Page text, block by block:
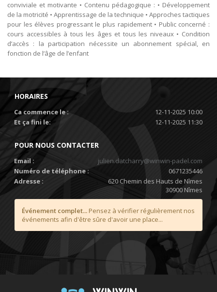
conviviale et motivante • Contenu pédagogique : • Développement
de la motricité • Apprentissage de la technique • Approches tactiques
pour les élèves progressant le plus rapidement • Public concerné :
cours accessibles à tous les âges et tous les niveaux • Condition
d’accès : la participation nécessite un abonnement spécial, en
fonction de l’âge de l’enfant
HORAIRES
Ca commence le :
12-11-2025 10:00
Et ça fini le:
12-11-2025 11:30
POUR NOUS CONTACTER
Email :
julien.datcharry@winwin-padel.com
Numéro de téléphone :
0671235446
Adresse :
620 Chemin des Hauts de Nîmes
30900 Nîmes
Événement complet... Pensez à vérifier régulièrement nos
événements afin d'être sûre d'avoir une place...